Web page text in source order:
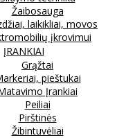
Žaibosauga
laikikliai, movos
įkrovimui
ĮRANKIAI
Grąžtai
pieštukai
Įrankiai
Peiliai
Pirštinės
Žibintuvėliai